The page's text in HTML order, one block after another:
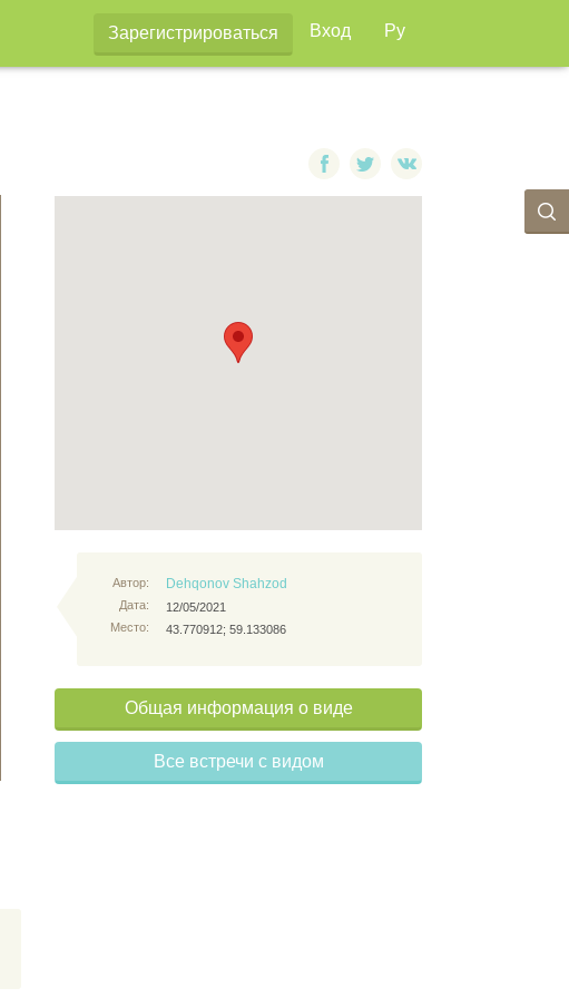
Зарегистрироваться Вход Ру
Автор:
Дата:
Место:
Dehqonov Shahzod
12/05/2021
43.770912; 59.133086
Общая информация о виде
Все встречи с видом